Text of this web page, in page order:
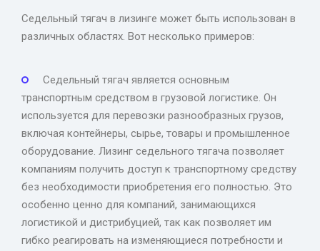
Седельный тягач в лизинге может быть использован в
различных областях. Вот несколько примеров:
Седельный тягач является основным
транспортным средством в грузовой логистике. Он
используется для перевозки разнообразных грузов,
включая контейнеры, сырье, товары и промышленное
оборудование. Лизинг седельного тягача позволяет
компаниям получить доступ к транспортному средству
без необходимости приобретения его полностью. Это
особенно ценно для компаний, занимающихся
логистикой и дистрибуцией, так как позволяет им
гибко реагировать на изменяющиеся потребности и